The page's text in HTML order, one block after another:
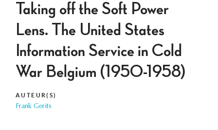
Taking off the Soft Power
Lens. The United States
Information Service in Cold
War Belgium (1950-1958)
AUTEUR(S)
Frank Gerits